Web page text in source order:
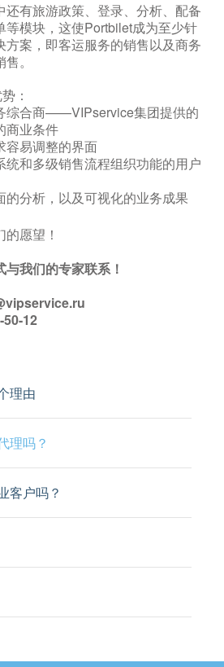
还有旅游政策、登录、分析、配备
等模块，这使Portbilet成为至少针
方案，即客运服务的销售以及商务
。
：
合商——VIPservice集团提供的
商业条件
易调整的界面
和多级销售流程组织功能的用户
分析，以及可视化的业务成果
愿望！
我们的专家联系！
50-12
理由
理吗？
客户吗？